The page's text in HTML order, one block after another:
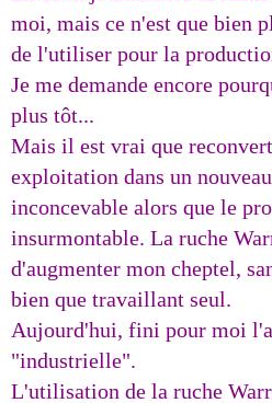
moi, mais ce n'est que bien
de l'utiliser pour la
Je me demande encore
plus tôt...
Mais il est vrai que
exploitation dans un
inconcevable alors que le
insurmontable. La ruche
d'augmenter mon cheptel,
bien que travaillant seul.
Aujourd'hui, fini pour moi
"industrielle".
L'utilisation de la ruche